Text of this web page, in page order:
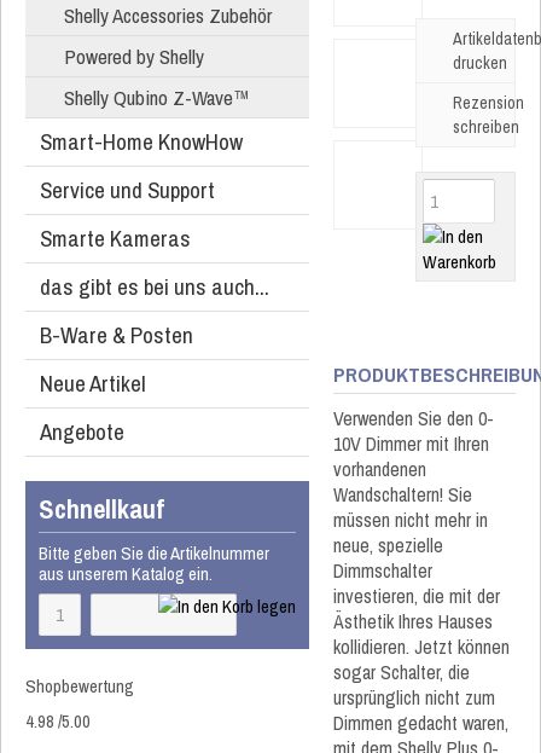
Shelly Accessories Zubehör
Powered by Shelly
Shelly Qubino Z-Wave™
Smart-Home KnowHow
Service und Support
Smarte Kameras
das gibt es bei uns auch...
B-Ware & Posten
Neue Artikel
Angebote
Schnellkauf
Bitte geben Sie die Artikelnummer
aus unserem Katalog ein.
Shopbewertung
4.98/5.00
drucken
Rezension
schreiben
Verwenden Sie den 0-
10V Dimmer mit Ihren
vorhandenen
Wandschaltern! Sie
müssen nicht mehr in
neue, spezielle
Dimmschalter
investieren, die mit der
Ästhetik Ihres Hauses
kollidieren. Jetzt können
sogar Schalter, die
ursprünglich nicht zum
Dimmen gedacht waren,